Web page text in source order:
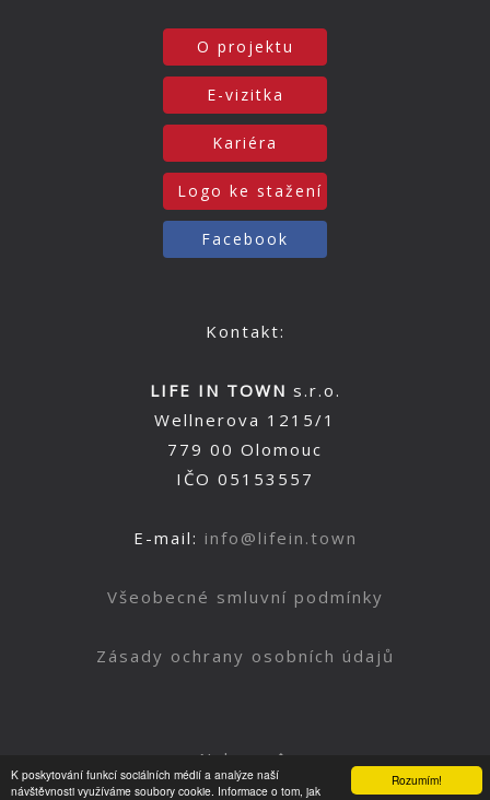
Rozumím!
K poskytování funkcí sociálních médií a analýze naší
návštěvnosti využíváme soubory cookie. Informace o tom, jak
O projektu
E-vizitka
Kariéra
Logo ke stažení
Facebook
Kontakt:
LIFE IN TOWN s.r.o.
Wellnerova 1215/1
779 00 Olomouc
IČO 05153557
E-mail: info@lifein.town
Všeobecné smluvní podmínky
Zásady ochrany osobních údajů
Nahoru